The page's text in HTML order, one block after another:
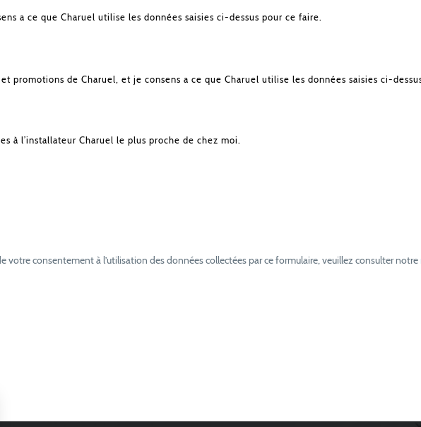
a ce que Charuel utilise les données saisies ci-dessus pour ce faire.
promotions de Charuel, et je consens a ce que Charuel utilise les données saisies ci-
à l’installateur Charuel le plus proche de chez moi.
consentement à l’utilisation des données collectées par ce formulaire, veuillez consulter notre